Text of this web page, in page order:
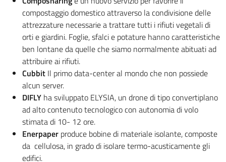
compostaggio domestico attraverso la condivisione delle
attrezzature necessarie a trattare tutti i rifiuti vegetali di
orti e giardini. Foglie, sfalci e potature hanno caratteristiche
ben lontane da quelle che siamo normalmente abituati ad
attribuire ai rifiuti.
Cubbit Il primo data-center al mondo che non possiede
alcun server.
DIFLY ha sviluppato ELYSIA, un drone di tipo convertiplano
ad alto contenuto tecnologico con autonomia di volo
stimata di 10- 12 ore.
Enerpaper produce bobine di materiale isolante, composte
da cellulosa, in grado di isolare termo-acusticamente gli
edifici.